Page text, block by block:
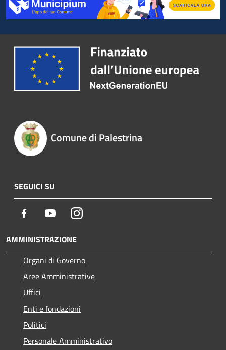
Comune di Palestrina
SEGUICI SU
Facebook YoutubeInstagram
AMMINISTRAZIONE
Organi di Governo
Aree Amministrative
Uffici
Enti e fondazioni
Politici
Personale Amministrativo